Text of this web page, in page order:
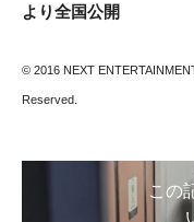
より全国公開
© 2016 NEXT
Reserved.
この